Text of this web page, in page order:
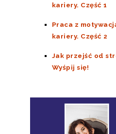
kariery. Część 1
Praca z
kariery. Część 2
Jak przejść od
Wyśpij się!